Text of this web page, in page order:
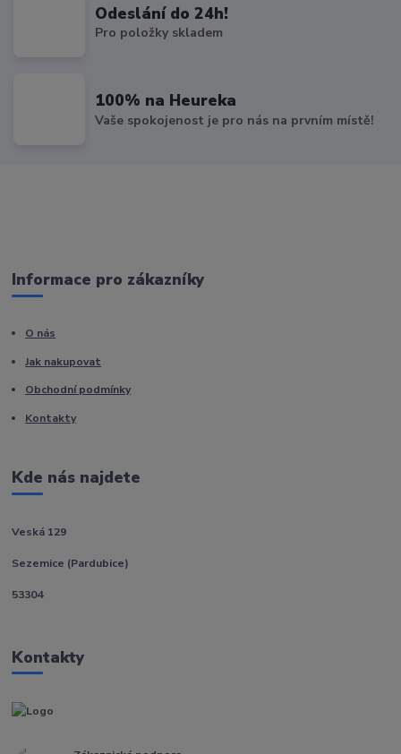
Odeslání do 24h!
Pro položky skladem
100% na Heureka
Vaše spokojenost je pro nás na prvním místě!
Informace pro zákazníky
O nás
Jak nakupovat
Obchodní podmínky
Kontakty
Kde nás najdete
Veská 129
Sezemice (Pardubice)
53304
Kontakty